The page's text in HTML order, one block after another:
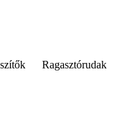
Ragasztórudak